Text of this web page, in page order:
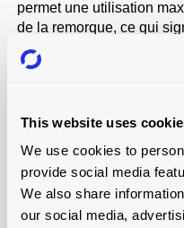
This website uses
We use cookies to
provide social media
We also share
our social media,
permet une utilisation
de la remorque, ce qui
peuvent être chargées
transport s'en trouve
4. ENTRETIEN
Le système est doté d'un
minimise les besoins de
associés. Cela garantit
des économies à long